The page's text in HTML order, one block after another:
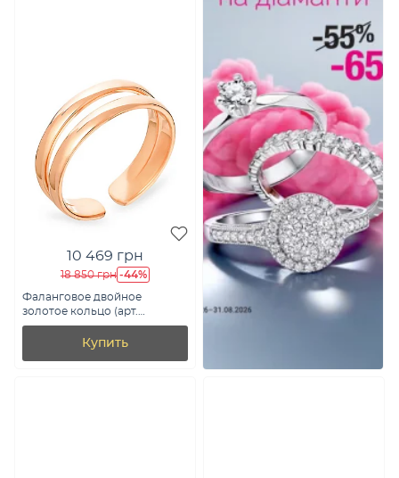
10 469 грн
18 850 грн -44%
Фаланговое двойное
золотое кольцо (арт.
140700ф)
Купить